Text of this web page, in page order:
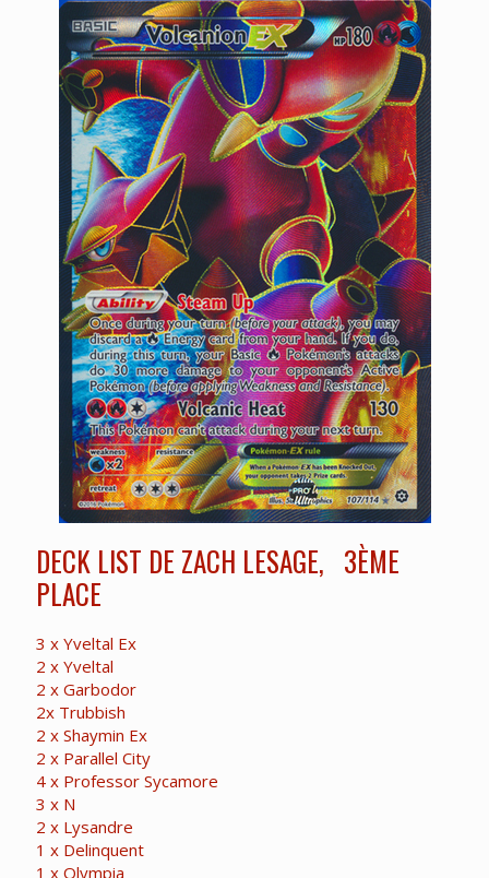
DECK LIST DE ZACH LESAGE, 3ÈME
PLACE
3 x Yveltal Ex
2 x Yveltal
2 x Garbodor
2x Trubbish
2 x Shaymin Ex
2 x Parallel City
4 x Professor Sycamore
3 x N
2 x Lysandre
1 x Delinquent
1 x Olympia